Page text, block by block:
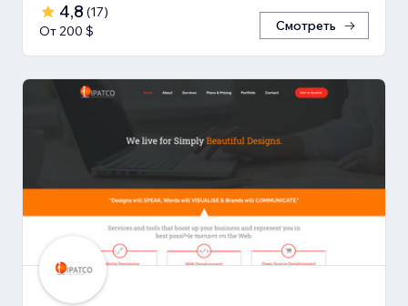
4,8 (17)
От 200 $
Смотреть